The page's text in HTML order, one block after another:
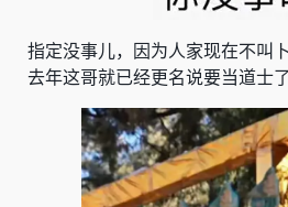
指定没事儿，因为人家现在不叫
去年这哥就已经更名说要当道士了